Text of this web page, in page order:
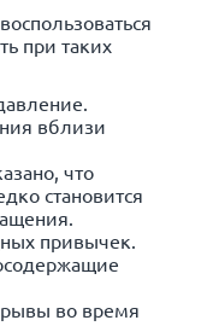
при таких
вблизи
что
становится
привычек.
во время